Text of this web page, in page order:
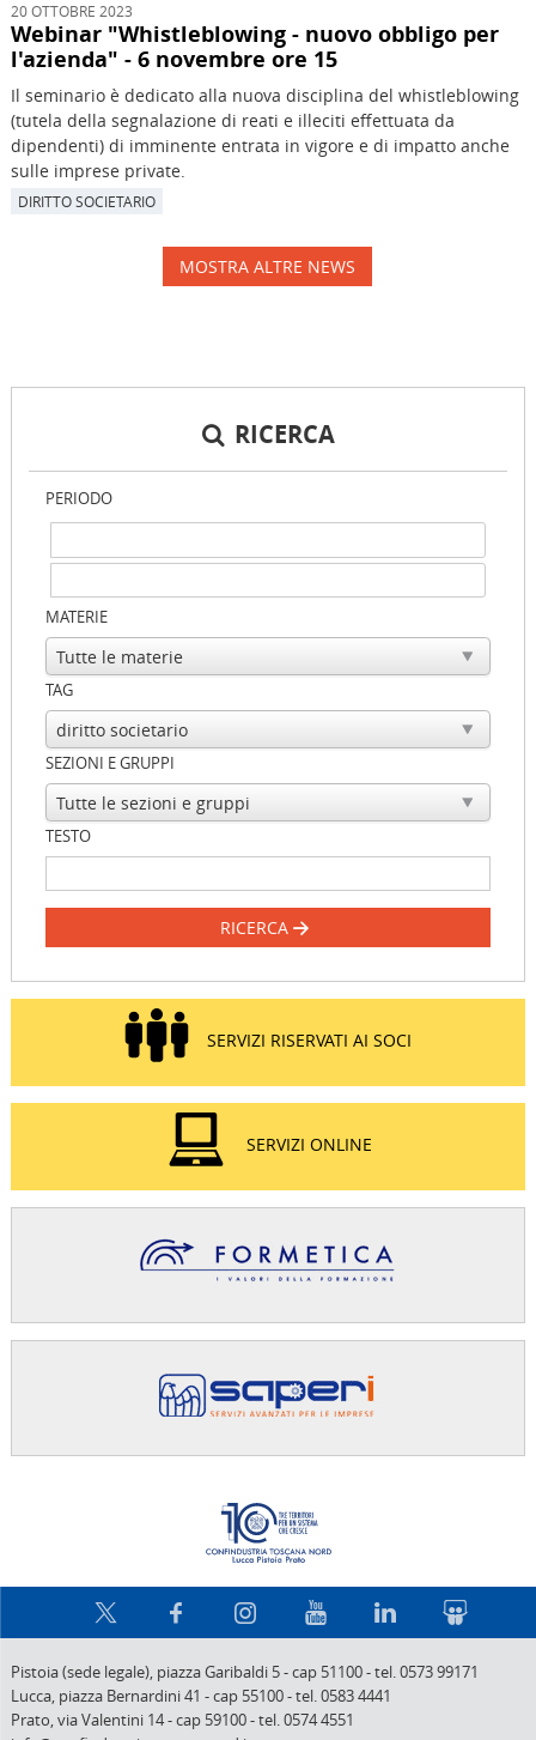
20 OTTOBRE 2023
Webinar "Whistleblowing - nuovo obbligo per
l'azienda" - 6 novembre ore 15
Il seminario è dedicato alla nuova disciplina del whistleblowing
(tutela della segnalazione di reati e illeciti effettuata da
dipendenti) di imminente entrata in vigore e di impatto anche
sulle imprese private.
DIRITTO SOCIETARIO
MOSTRA ALTRE NEWS
RICERCA
PERIODO
MATERIE
TAG
SEZIONI E GRUPPI
TESTO
RICERCA
SERVIZI RISERVATI AI SOCI
SERVIZI ONLINE
Pistoia (sede legale), piazza Garibaldi 5-cap 51100-tel. 0573 99171
Lucca, piazza Bernardini 41 -cap 55100-tel. 0583 4441
Prato,via Valentini 14-cap 59100-tel. 0574 4551